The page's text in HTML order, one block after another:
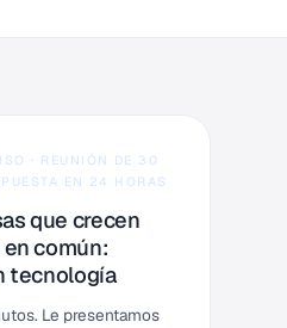
· REUNIÓN DE 30
EN 24 HORAS
que crecen
común:
tecnología
Le presentamos